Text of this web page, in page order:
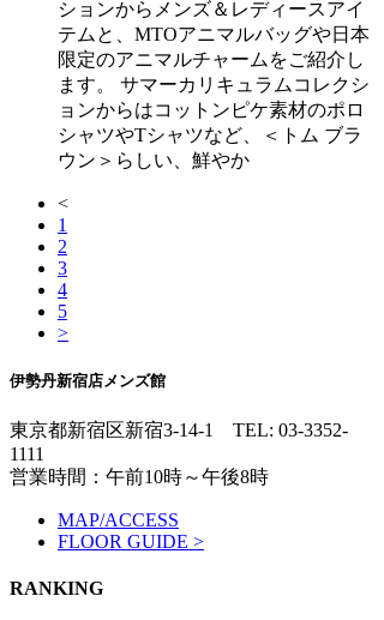
ションからメンズ＆レディースアイ
テムと、MTOアニマルバッグや日本
限定のアニマルチャームをご紹介し
ます。 サマーカリキュラムコレクシ
ョンからはコットンピケ素材のポロ
シャツやTシャツなど、＜トム ブラ
ウン＞らしい、鮮やか
<
1
2
3
4
5
>
伊勢丹新宿店メンズ館
東京都新宿区新宿3-14-1 TEL: 03-3352-
1111
営業時間：午前10時～午後8時
MAP/ACCESS
FLOOR GUIDE >
RANKING